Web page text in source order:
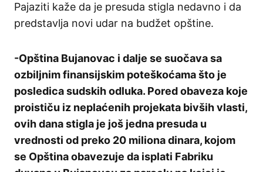
Pajaziti kaže da je presuda stigla nedavno i da
predstavlja novi udar na budžet opštine.
-Opština Bujanovac i dalje se suočava sa
ozbiljnim finansijskim poteškoćama što je
posledica sudskih odluka. Pored obaveza koje
proističu iz neplaćenih projekata bivših vlasti,
ovih dana stigla je još jedna presuda u
vrednosti od preko 20 miliona dinara, kojom
se Opština obavezuje da isplati Fabriku